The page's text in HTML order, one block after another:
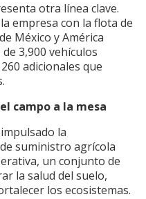
otra línea clave.
empresa con la flota de
México y América
3,900 vehículos
adicionales que
campo a la mesa
la
suministro agrícola
un conjunto de
la salud del suelo,
los ecosistemas.